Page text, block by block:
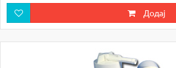
Додај